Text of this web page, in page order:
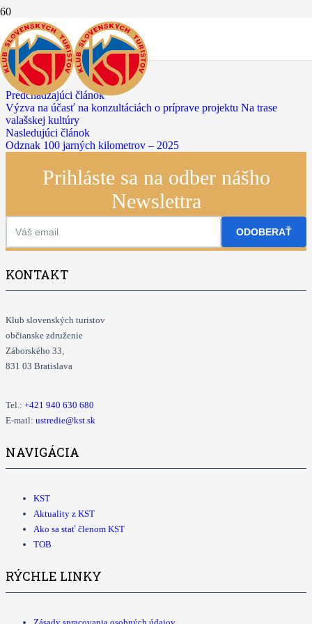
PF 2025
28.12.2024
Predchádzajúci článok
Výzva na účasť na konzultáciách o príprave projektu Na trase
valašskej kultúry
Nasledujúci článok
Odznak 100 jarných kilometrov – 2025
Prihláste sa na odber nášho
Newslettra
ODOBERAŤ
KONTAKT
Klub slovenských turistov
občianske združenie
Záborského 33,
831 03 Bratislava
Tel.: +421 940 630 680
E-mail: ustredie@kst.sk
NAVIGÁCIA
KST
Aktuality z KST
Ako sa stať členom KST
TOB
RÝCHLE LINKY